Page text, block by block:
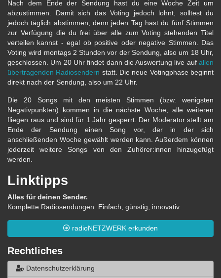
Nach dem Ende der Sendung hast du eine Woche Zeit um
abzustimmen. Damit sich das Voting jedoch lohnt, solltest du
jedoch täglich abstimmen, denn jeden Tag hast du fünf Stimmen
zur Verfügung die du frei über alle zum Voting stehenden Titel
verteilen kannst - egal ob positive oder negative Stimmen. Das
Voting wird montags 2 Stunden vor der Sendung, also um 18 Uhr,
geschlossen. Um 20 Uhr findet dann die Auswertung live auf allen
übertragenden Radiosendern statt. Die neue Votingphase beginnt
direkt nach der Sendung, also um 22 Uhr.
Die 20 Songs mit den meisten Stimmen (bzw. wenigsten
Negativpunkten) kommen in die nächste Woche, alle weiteren
fliegen raus und sind für 1 Jahr gesperrt. Der Moderator stellt am
Ende der Sendung einen Song vor, der in der sich
anschließenden Woche gewählt werden kann. Außerdem können
jederzeit weitere Songs von den Zuhörer:innen hinzugefügt
werden.
Linktipps
Alles für deinen Sender.
Komplette Radiosendungen. Einfach, günstig, innovativ.
radioNETZWERK erkunden
Rechtliches
Datenschutzerklärung